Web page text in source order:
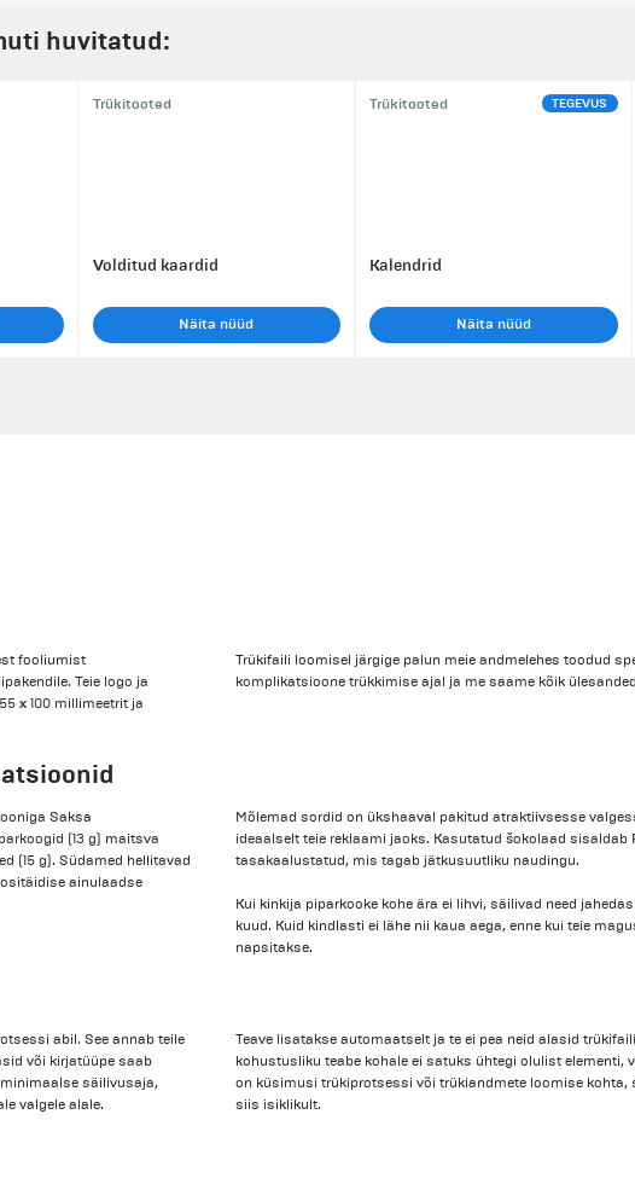
huvitatud:
Trükitooted
Volditud kaardid
Näita nüüd
Trükitooted TEGEVUS
Kalendrid
Näita nüüd
fooliumist
Teie logo ja
x 100 millimeetrit ja
Trükifaili loomisel järgige palun meie andmelehes toodud
komplikatsioone trükkimise ajal ja me saame kõik
Saksa
(13 g) maitsva
(15 g). Südamed hellitavad
ainulaadse
Mõlemad sordid on ükshaaval pakitud atraktiivsesse
ideaalselt teie reklaami jaoks. Kasutatud šokolaad sisaldab
tasakaalustatud, mis tagab jätkusuutliku naudingu.
Kui kinkija piparkooke kohe ära ei lihvi, säilivad need
kuud. Kuid kindlasti ei lähe nii kaua aega, enne kui teie
napsitakse.
abil. See annab teile
või kirjatüüpe saab
säilivusaja,
valgele alale.
Teave lisatakse automaatselt ja te ei pea neid alasid
kohustusliku teabe kohale ei satuks ühtegi olulist elementi,
on küsimusi trükiprotsessi või trükiandmete loomise kohta,
siis isiklikult.